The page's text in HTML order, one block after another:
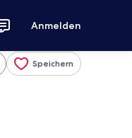
Anmelden
Speichern